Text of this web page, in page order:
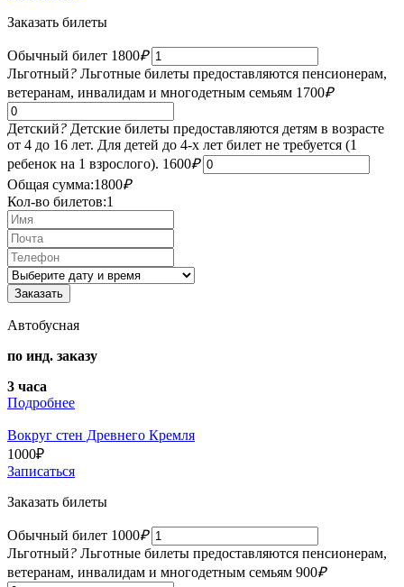
Заказать билеты
Обычный билет 1800₽
Льготный? Льготные билеты предоставляются пенсионерам,
ветеранам, инвалидам и многодетным семьям 1700₽
Детский? Детские билеты предоставляются детям в возрасте
от 4 до 16 лет. Для детей до 4-х лет билет не требуется (1
ребенок на 1 взрослого). 1600₽
Общая сумма:1800₽
Кол-во билетов:1
Автобусная
по инд. заказу
3 часа
Подробнее
Вокруг стен Древнего Кремля
1000₽
Записаться
Заказать билеты
Обычный билет 1000₽
Льготный? Льготные билеты предоставляются пенсионерам,
ветеранам, инвалидам и многодетным семьям 900₽